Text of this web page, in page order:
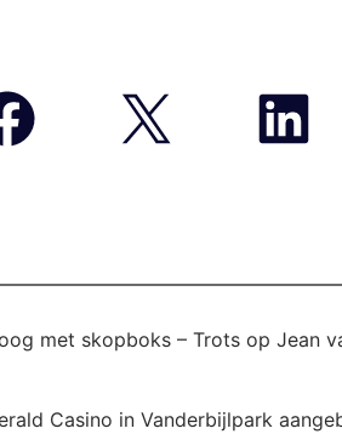
met skopboks – Trots op Jean
Casino in Vanderbijlpark